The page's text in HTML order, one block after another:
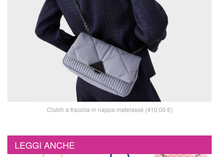
Clutch a tracolla in nappa matelassé (410,00 €)
LEGGI ANCHE